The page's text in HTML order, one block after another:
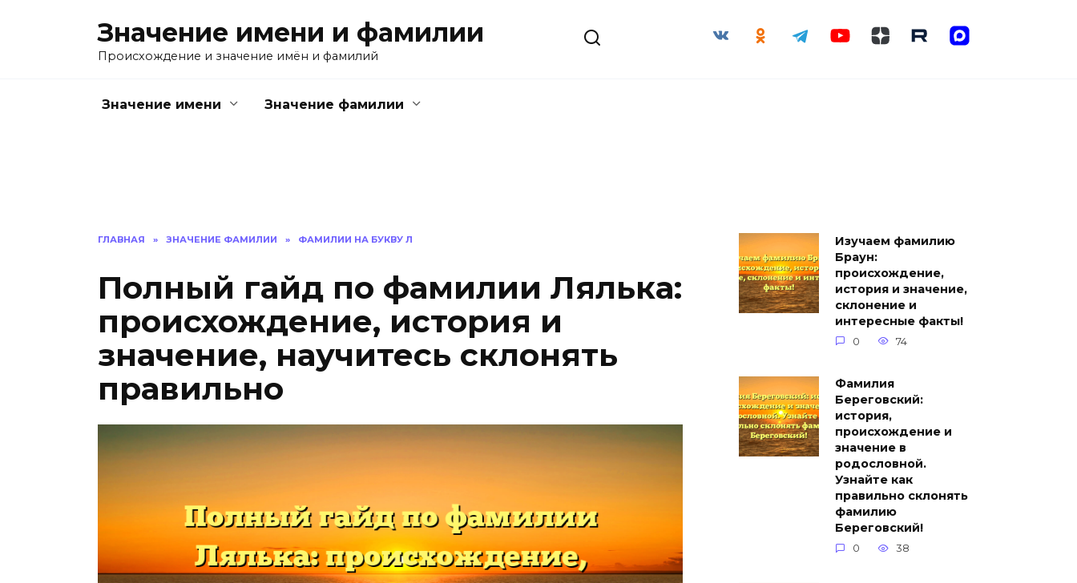
Значение имени и фамилии
Происхождение и значение имён и фамилий
Значение имени Значение фамилии
ГЛАВНАЯ » ЗНАЧЕНИЕ ФАМИЛИИ » ФАМИЛИИ НА БУКВУ Л
Полный гайд по фамилии Лялька:
происхождение, история и
значение, научитесь склонять
правильно
Изучаем фамилию
Браун:
происхождение,
история и значение,
склонение и
интересные факты!
0 74
Фамилия
Береговский:
история,
происхождение и
значение в
родословной.
Узнайте как
правильно склонять
фамилию
Береговский!
0 38